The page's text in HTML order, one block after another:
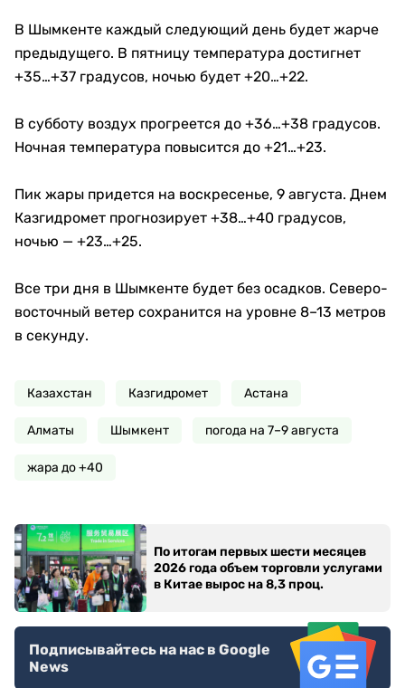
В Шымкенте каждый следующий день будет жарче
предыдущего. В пятницу температура достигнет
+35…+37 градусов, ночью будет +20…+22.
В субботу воздух прогреется до +36…+38 градусов.
Ночная температура повысится до +21…+23.
Пик жары придется на воскресенье, 9 августа. Днем
Казгидромет прогнозирует +38…+40 градусов,
ночью — +23…+25.
Все три дня в Шымкенте будет без осадков. Северо-
восточный ветер сохранится на уровне 8–13 метров
в секунду.
Казахстан Казгидромет Астана
Алматы Шымкент погода на 7–9 августа
жара до +40
По итогам первых шести месяцев
2026 года объем торговли услугами
в Китае вырос на 8,3 проц.
Подписывайтесь на нас в Google
News